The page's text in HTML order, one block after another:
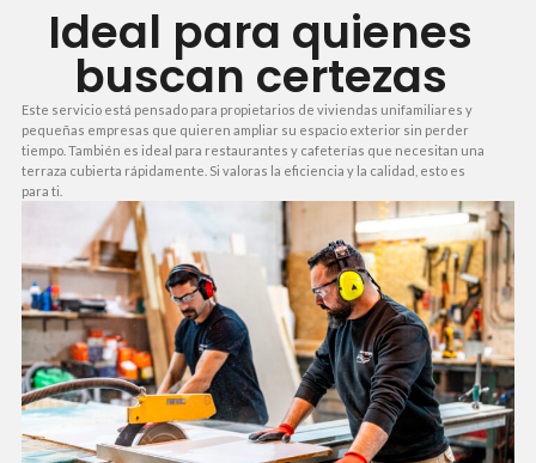
Ideal para quienes
buscan certezas
Este servicio está pensado para propietarios de viviendas unifamiliares y
pequeñas empresas que quieren ampliar su espacio exterior sin perder
tiempo. También es ideal para restaurantes y cafeterías que necesitan una
terraza cubierta rápidamente. Si valoras la eficiencia y la calidad, esto es
para ti.